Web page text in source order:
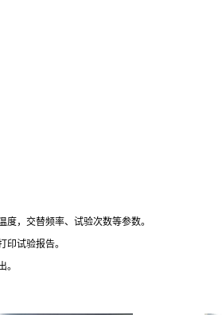
，交替频率、试验次数等参数。
试验报告。
。